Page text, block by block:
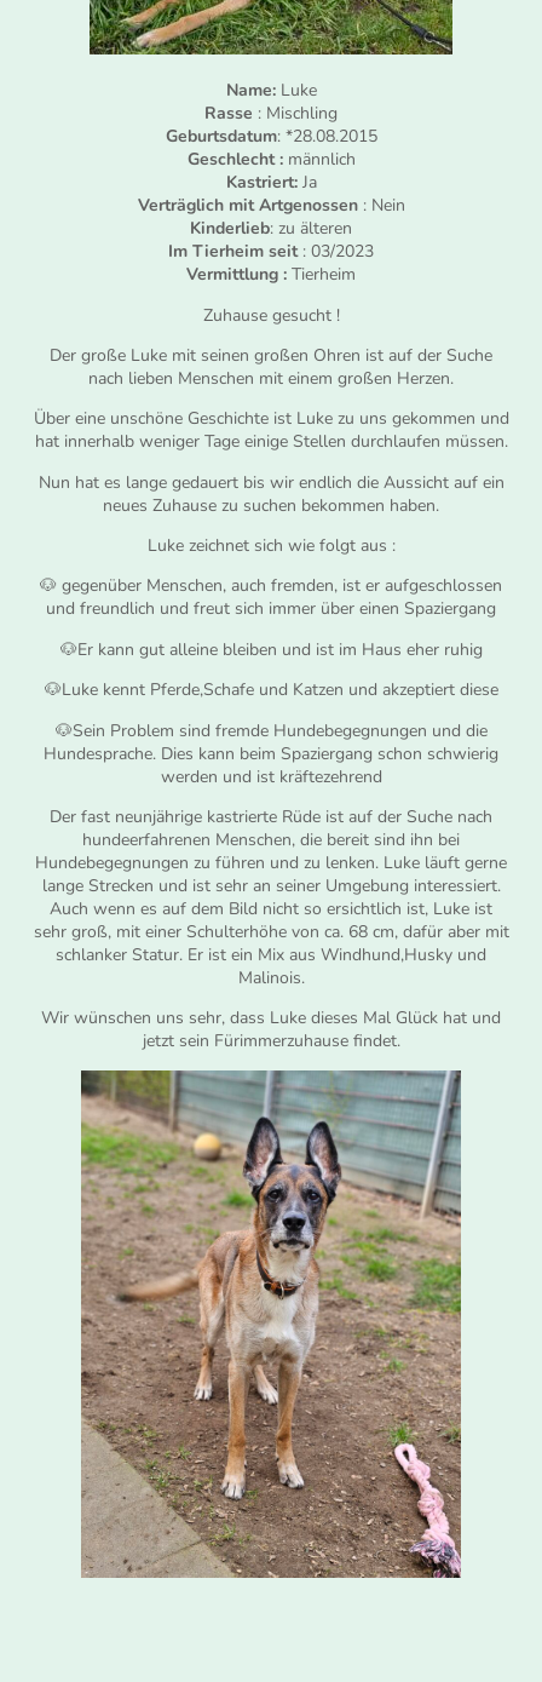
Name: Luke
Rasse : Mischling
Geburtsdatum: *28.08.2015
Geschlecht :männlich
Kastriert: Ja
Verträglich mit Artgenossen: Nein
Kinderlieb: zu älteren
Im Tierheim seit : 03/2023
Vermittlung : Tierheim
Zuhause gesucht !
Der große Luke mit seinen großen Ohren ist auf der Suche
nach lieben Menschen mit einem großen Herzen.
Über eine unschöne Geschichte ist Luke zu uns gekommen und
hat innerhalb weniger Tage einige Stellen durchlaufen müssen.
Nun hat es lange gedauert bis wir endlich die Aussicht auf ein
neues Zuhause zu suchen bekommen haben.
Luke zeichnet sich wie folgt aus :
🐶 gegenüber Menschen, auch fremden, ist er aufgeschlossen
und freundlich und freut sich immer über einen Spaziergang
🐶Er kann gut alleine bleiben und ist im Haus eher ruhig
🐶Luke kennt Pferde,Schafe und Katzen und akzeptiert diese
🐶Sein Problem sind fremde Hundebegegnungen und die
Hundesprache. Dies kann beim Spaziergang schon schwierig
werden und ist kräftezehrend
Der fast neunjährige kastrierte Rüde ist auf der Suche nach
hundeerfahrenen Menschen, die bereit sind ihn bei
Hundebegegnungen zu führen und zu lenken. Luke läuft gerne
lange Strecken und ist sehr an seiner Umgebung interessiert.
Auch wenn es auf dem Bild nicht so ersichtlich ist, Luke ist
sehr groß, mit einer Schulterhöhe von ca. 68 cm, dafür aber mit
schlanker Statur. Er ist ein Mix aus Windhund,Husky und
Malinois.
Wir wünschen uns sehr, dass Luke dieses Mal Glück hat und
jetzt sein Fürimmerzuhause findet.